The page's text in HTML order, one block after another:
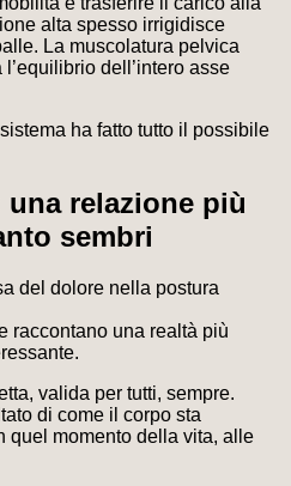
alta spesso irrigidisce
La muscolatura pelvica
dell’intero asse
ha fatto tutto il possibile
relazione più
sembri
del dolore nella postura
raccontano una realtà più
valida per tutti, sempre.
di come il corpo sta
quel momento della vita, alle